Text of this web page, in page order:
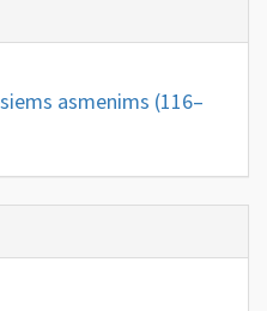
asmenims (116–